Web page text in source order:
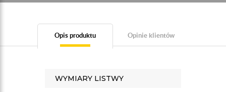
Opis produktu Opinie klientów
WYMIARY LISTWY